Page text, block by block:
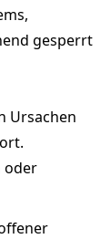
gesperrt
Ursachen
oder